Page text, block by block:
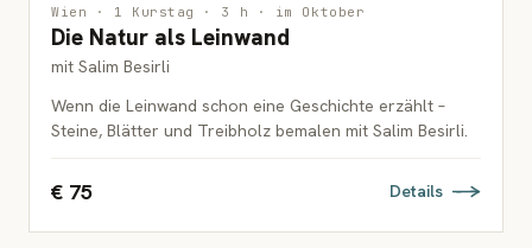
MALEREI
FAMILIEN
Wien · 1 Kurstag · 3 h · im Oktober
Die Natur als Leinwand
mit Salim Besirli
Wenn die Leinwand schon eine Geschichte erzählt –
Steine, Blätter und Treibholz bemalen mit Salim Besirli.
€ 75 Details